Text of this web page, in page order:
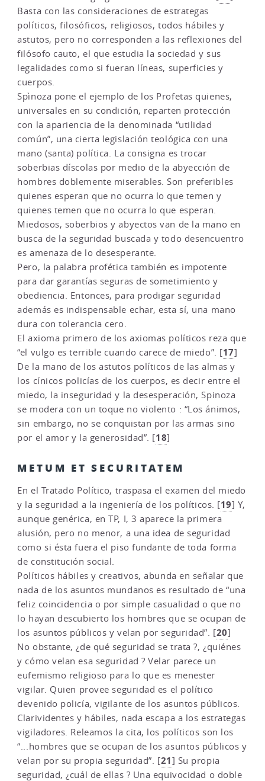
Basta con las consideraciones de estrategas
políticos, filosóficos, religiosos, todos hábiles y
astutos, pero no corresponden a las reflexiones del
filósofo cauto, el que estudia la sociedad y sus
legalidades como si fueran líneas, superficies y
cuerpos.
Spìnoza pone el ejemplo de los Profetas quienes,
universales en su condición, reparten protección
con la apariencia de la denominada “utilidad
común”, una cierta legislación teológica con una
mano (santa) política. La consigna es trocar
soberbias díscolas por medio de la abyección de
hombres doblemente miserables. Son preferibles
quienes esperan que no ocurra lo que temen y
quienes temen que no ocurra lo que esperan.
Miedosos, soberbios y abyectos van de la mano en
busca de la seguridad buscada y todo desencuentro
es amenaza de lo desesperante.
Pero, la palabra profética también es impotente
para dar garantías seguras de sometimiento y
obediencia. Entonces, para prodigar seguridad
además es indispensable echar, esta sí, una mano
dura con tolerancia cero.
El axioma primero de los axiomas políticos reza que
“el vulgo es terrible cuando carece de miedo”. [17]
De la mano de los astutos políticos de las almas y
los cínicos policías de los cuerpos, es decir entre el
miedo, la inseguridad y la desesperación, Spinoza
se modera con un toque no violento : “Los ánimos,
sin embargo, no se conquistan por las armas sino
por el amor y la generosidad”. [18]
METUM ET SECURITATEM
En el Tratado Político, traspasa el examen del miedo
y la seguridad a la ingeniería de los políticos. [19] Y,
aunque genérica, en TP, I, 3 aparece la primera
alusión, pero no menor, a una idea de seguridad
como si ésta fuera el piso fundante de toda forma
de constitución social.
Políticos hábiles y creativos, abunda en señalar que
nada de los asuntos mundanos es resultado de “una
feliz coincidencia o por simple casualidad o que no
lo hayan descubierto los hombres que se ocupan de
los asuntos públicos y velan por seguridad”. [20]
No obstante, ¿de qué seguridad se trata ?, ¿quiénes
y cómo velan esa seguridad ? Velar parece un
eufemismo religioso para lo que es menester
vigilar. Quien provee seguridad es el político
devenido policía, vigilante de los asuntos públicos.
Clarividentes y hábiles, nada escapa a los estrategas
vigiladores. Releamos la cita, los políticos son los
“...hombres que se ocupan de los asuntos públicos y
velan por su propia seguridad”. [21] Su propia
seguridad, ¿cuál de ellas ? Una equivocidad o doble